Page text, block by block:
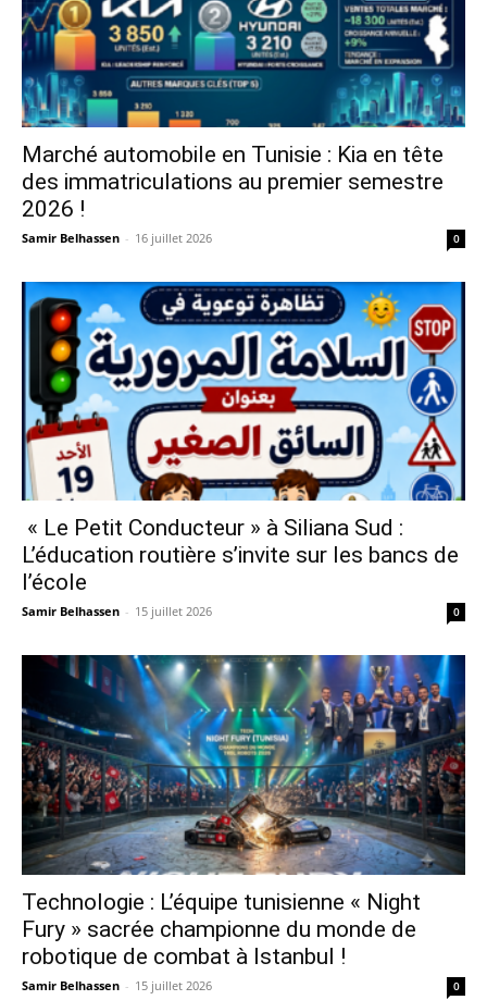
Marché automobile en Tunisie : Kia en tête
des immatriculations au premier semestre
2026 !
Samir Belhassen - 16 juillet 2026 0
« Le Petit Conducteur » à Siliana Sud :
L’éducation routière s’invite sur les bancs de
l’école
Samir Belhassen - 15 juillet 2026 0
Technologie : L’équipe tunisienne « Night
Fury » sacrée championne du monde de
robotique de combat à Istanbul !
Samir Belhassen - 15 juillet 2026 0